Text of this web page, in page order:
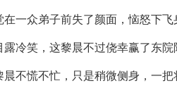
一众弟子前失了颜面，恼怒下飞
冷笑，这黎晨不过侥幸赢了东
不慌不忙，只是稍微侧身，一把